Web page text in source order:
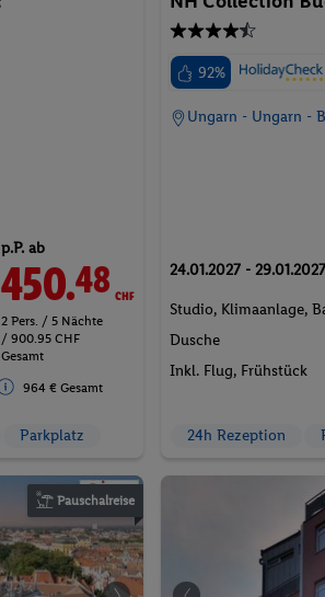
p.P. ab
450.48CHF
2 Pers. / 5 Nächte
/ 900.95 CHF
Gesamt
964 € Gesamt
Parkplatz
92%
Ungarn - Ungarn -
24.01.2027 - 29.01.2027
Studio, Klimaanlage,
Dusche
Inkl. Flug, Frühstück
24h Rezeption
Pauschalreise